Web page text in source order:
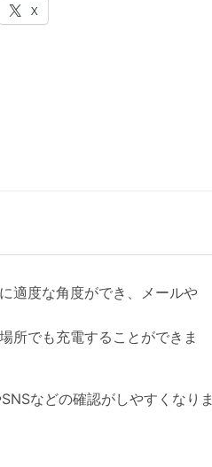
X
適度な角度ができ、メールや
所でも充電することができま
などの確認がしやすくなりま